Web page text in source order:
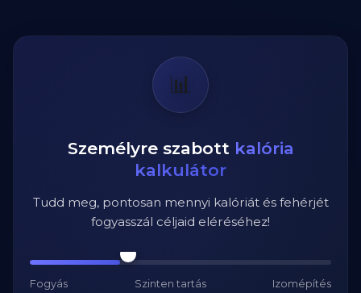
📊
Személyre szabott kalória
kalkulátor
Tudd meg, pontosan mennyi kalóriát és fehérjét
fogyasszál céljaid eléréséhez!
Fogyás Szinten tartás Izomépítés